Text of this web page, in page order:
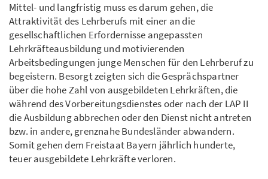
Mittel- und langfristig muss es darum gehen, die
Attraktivität des Lehrberufs mit einer an die
gesellschaftlichen Erfordernisse angepassten
Lehrkräfteausbildung und motivierenden
Arbeitsbedingungen junge Menschen für den Lehrberuf zu
begeistern. Besorgt zeigten sich die Gesprächspartner
über die hohe Zahl von ausgebildeten Lehrkräften, die
während des Vorbereitungsdienstes oder nach der LAP II
die Ausbildung abbrechen oder den Dienst nicht antreten
bzw. in andere, grenznahe Bundesländer abwandern.
Somit gehen dem Freistaat Bayern jährlich hunderte,
teuer ausgebildete Lehrkräfte verloren.